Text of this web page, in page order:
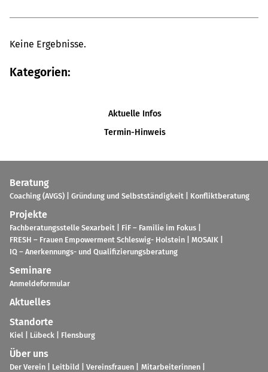
Keine Ergeb­nisse.
Kate­go­rien:
Aktuelle Infos
Termin-Hinweis
Bera­tung
Coa­ching (AVGS) Grün­dung und Selbst­stän­dig­keit Kon­flikt­be­ra­tung
Pro­jekte
Fach­be­ra­tungs­stelle Sex­ar­beit
FiF – Fami­lie im Fokus
FRESH – Frauen Empower­ment Schles­wig- Hol­stein
MOSAIK
IQ – Aner­ken­nungs- und Qua­li­fi­zie­rungs­be­ra­tung
Semi­nare
Anmel­de­for­mu­lar
Aktu­el­les
Stand­orte
Kiel Lübeck Flens­burg
Über uns
Der Verein Leit­bild Ver­eins­frauen Mit­ar­bei­te­rin­nen